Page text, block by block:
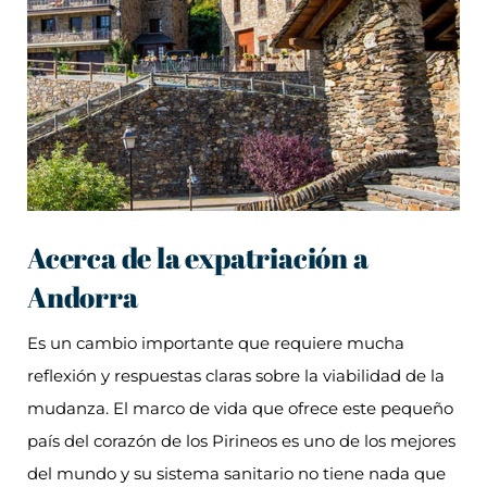
Acerca de la expatriación a
Andorra
Es un cambio importante que requiere mucha
reflexión y respuestas claras sobre la viabilidad de la
mudanza. El marco de vida que ofrece este pequeño
país del corazón de los Pirineos es uno de los mejores
del mundo y su sistema sanitario no tiene nada que